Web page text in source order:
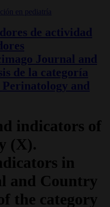
en pediatría
de actividad
Journal and
de la categoría
and
indicators of
(X).
in
and Country
the category